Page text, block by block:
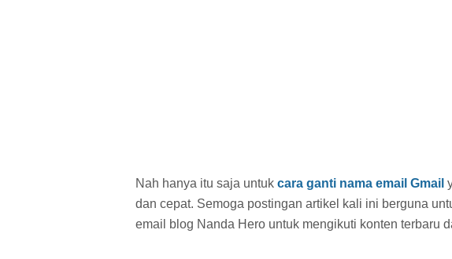
Nah hanya itu saja untuk cara ganti nama email Gmail
dan cepat. Semoga postingan artikel kali ini berguna
email blog Nanda Hero untuk mengikuti konten terbaru